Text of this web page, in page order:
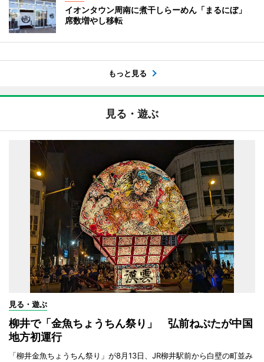
イオンタウン周南に煮干しらーめん「まるにぼ」
席数増やし移転
もっと見る
見る・遊ぶ
見る・遊ぶ
柳井で「金魚ちょうちん祭り」 弘前ねぷたが中国
地方初運行
「柳井金魚ちょうちん祭り」が8月13日、JR柳井駅前から白壁の町並み